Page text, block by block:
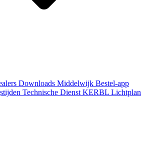
Downloads Middelwijk Bestel-app
Technische Dienst KERBL Lichtplan